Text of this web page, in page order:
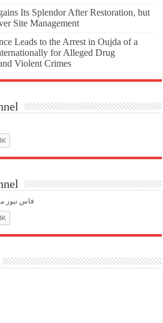
Its Splendor After Restoration, but
Site Management
Leads to the Arrest in Oujda of a
for Alleged Drug
Violent Crimes